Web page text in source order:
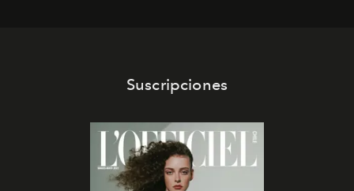
Suscripciones